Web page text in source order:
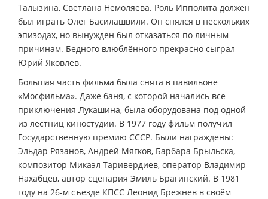
Талызина, Светлана Немоляева. Роль Ипполита должен
был играть Олег Басилашвили. Он снялся в нескольких
эпизодах, но вынужден был отказаться по личным
причинам. Бедного влюблённого прекрасно сыграл
Юрий Яковлев.
Большая часть фильма была снята в павильоне
«Мосфильма». Даже баня, с которой начались все
приключения Лукашина, была оборудована под одной
из лестниц киностудии. В 1977 году фильм получил
Государственную премию СССР. Были награждены:
Эльдар Рязанов, Андрей Мягков, Барбара Брыльска,
композитор Микаэл Таривердиев, оператор Владимир
Нахабцев, автор сценария Эмиль Брагинский. В 1981
году на 26-м съезде КПСС Леонид Брежнев в своём